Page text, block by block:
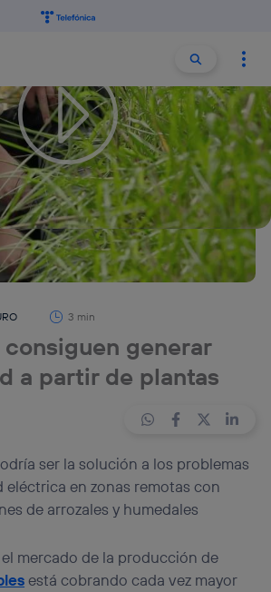
Buscar
3 min
generar
a partir de plantas
ser la solución a los problemas
eléctrica en zonas remotas con
de arrozales y humedales
mercado de la producción de
está cobrando cada vez mayor